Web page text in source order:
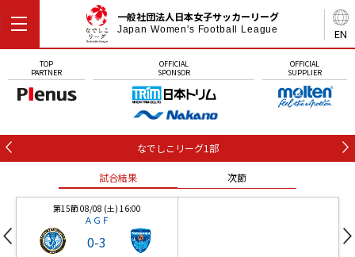
EN
一般社団法人日本女子サッカーリーグ
Japan Women's Football League
TOP
PARTNER
OFFICIAL
SPONSOR
OFFICIAL
SUPPLIER
なでしこリーグ1部
試合結果 次節
第15節 08/08 (土) 16:00
ＡＧＦ
0-3